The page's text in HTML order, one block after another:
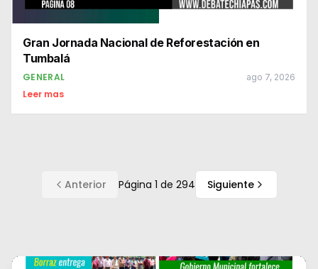
Gran Jornada Nacional de Reforestación en
Tumbalá
GENERAL ago 7, 2026
Leer mas
Anterior Página 1 de 294 Siguiente